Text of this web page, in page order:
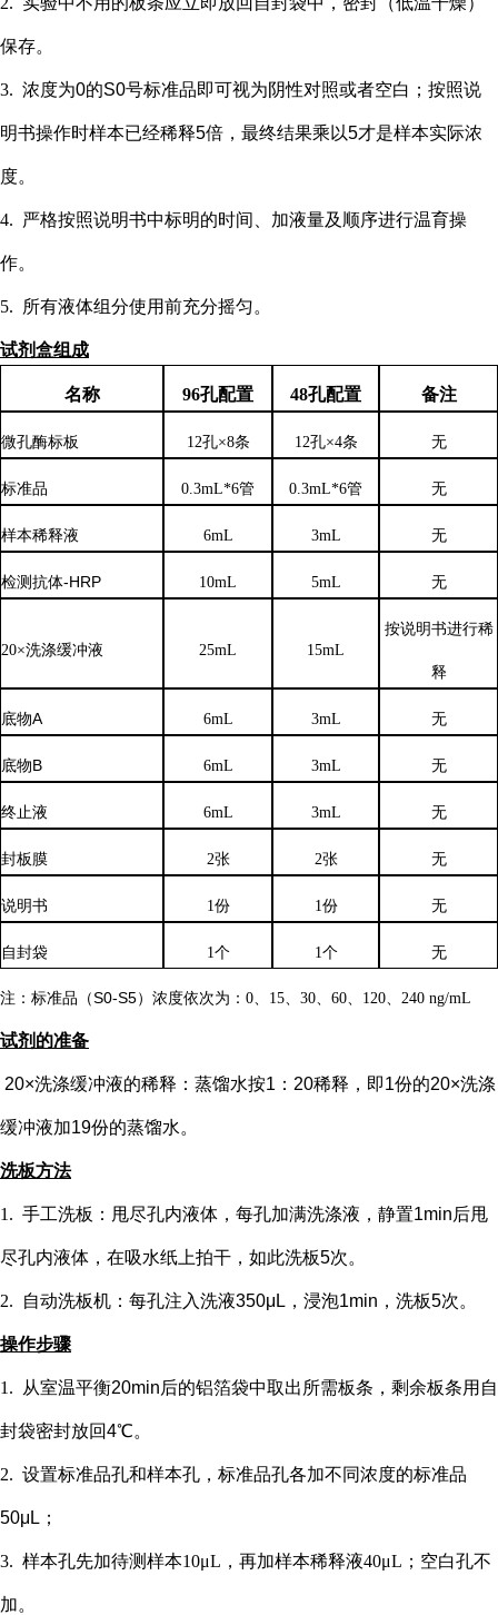
保存。
3. 浓度为0的S0号标准品即可视为阴性对照或者空白；按照说
明书操作时样本已经稀释5倍，最终结果乘以5才是样本实际浓
度。
4. 严格按照说明书中标明的时间、加液量及顺序进行温育操
作。
5. 所有液体组分使用前充分摇匀。
试剂盒组成
名称 96孔配置 48孔配置 备注
微孔酶标板 12孔×8条 12孔×4条 无
标准品 0.3mL*6管 0.3mL*6管 无
样本稀释液 6mL 3mL 无
检测抗体-HRP 10mL 5mL 无
20×洗涤缓冲液 25mL 15mL
按说明书进行稀
释
底物A 6mL 3mL 无
底物B 6mL 3mL 无
终止液 6mL 3mL 无
封板膜 2张 2张 无
说明书 1份 1份 无
自封袋 1个 1个 无
注：标准品（S0-S5）浓度依次为： 0、15、30、60、120、240 ng/mL
试剂的准备
20×洗涤缓冲液的稀释：蒸馏水按1：20稀释，即1份的20×洗涤
缓冲液加19份的蒸馏水。
洗板方法
1. 手工洗板：甩尽孔内液体，每孔加满洗涤液，静置1min后甩
尽孔内液体，在吸水纸上拍干，如此洗板5次。
2. 自动洗板机：每孔注入洗液350μL，浸泡1min，洗板5次。
操作步骤
1. 从室温平衡20min后的铝箔袋中取出所需板条，剩余板条用自
封袋密封放回4℃。
2. 设置标准品孔和样本孔 ，标准品孔各加不同浓度的标准品
50μL；
3. 样本孔先加待测样本10μL，再加样本稀释液40μL； 空白孔不
加。